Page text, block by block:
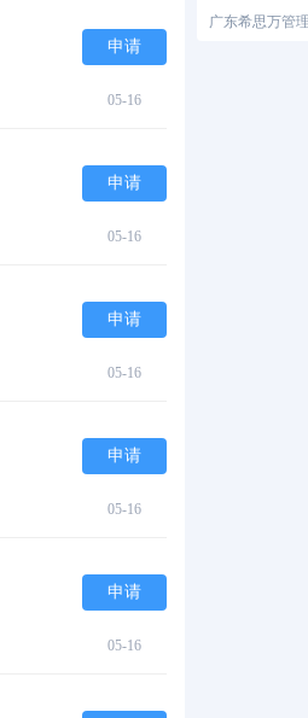
申请
05-16
申请
05-16
申请
05-16
申请
05-16
申请
05-16
广东希思万管